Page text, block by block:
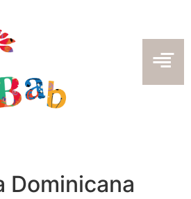
Dominicana